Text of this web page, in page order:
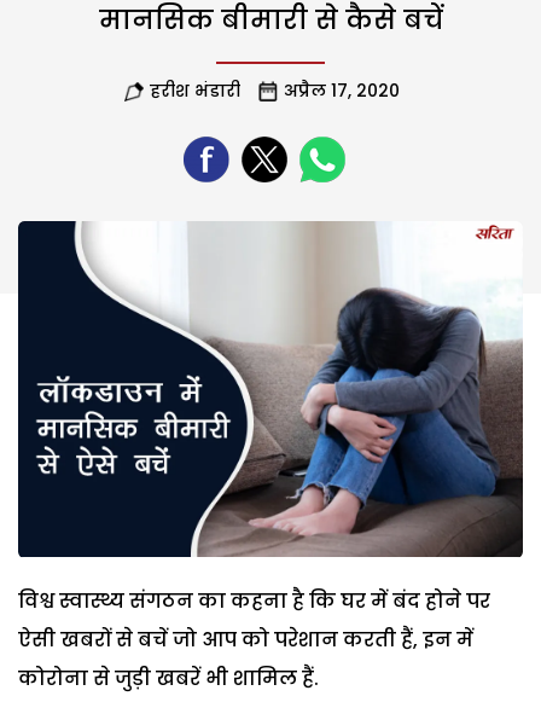
मानसिक बीमारी से कैसे बचें
हरीश भंडारी अप्रैल 17, 2020
विश्व स्वास्थ्य संगठन का कहना है कि घर में बंद होने पर
ऐसी खबरों से बचें जो आप को परेशान करती हैं, इन में
कोरोना से जुड़ी खबरें भी शामिल हैं.